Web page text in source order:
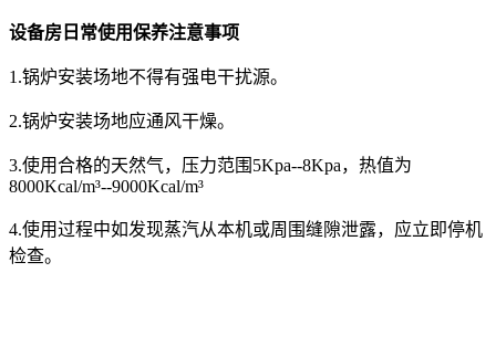
设备房日常使用保养注意事项
1.锅炉安装场地不得有强电干扰源。
2.锅炉安装场地应通风干燥。
3.使用合格的天然气，压力范围5Kpa--8Kpa，热值为
8000Kcal/m³--9000Kcal/m³
4.使用过程中如发现蒸汽从本机或周围缝隙泄露，应立即停机
检查。